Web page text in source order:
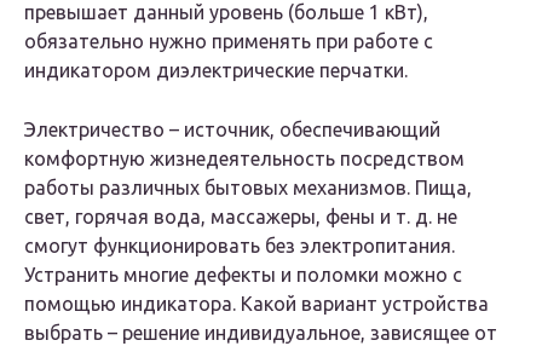
превышает данный уровень (больше 1 кВт),
обязательно нужно применять при работе с
индикатором диэлектрические перчатки.
Электричество – источник, обеспечивающий
комфортную жизнедеятельность посредством
работы различных бытовых механизмов. Пища,
свет, горячая вода, массажеры, фены и т. д. не
смогут функционировать без электропитания.
Устранить многие дефекты и поломки можно с
помощью индикатора. Какой вариант устройства
выбрать – решение индивидуальное, зависящее от